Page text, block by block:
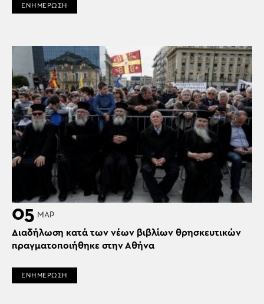
ΕΝΗΜΕΡΩΣΗ
05 ΜΑΡ
Διαδήλωση κατά των νέων βιβλίων θρησκευτικών
πραγματοποιήθηκε στην Αθήνα
ΕΝΗΜΕΡΩΣΗ